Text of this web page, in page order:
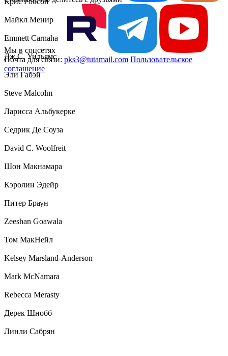
Майкл Менир
Emmett Carnahan
Дж.С. Уильямс
Эли Габэй
Steve Malcolm
Ларисса Альбукерке
Седрик Де Соуза
David C. Woolfreit
Шон Макнамара
Кэролин Эдейр
Питер Браун
Zeeshan Goawala
Том МакНейл
Kelsey Marsland-Anderson
Mark McNamara
Rebecca Merasty
Дерек Шнобб
Линли Сабрян
Мы в соцсетях
Почта для связи: pks3@tutamail.com Пользовательское
соглашение